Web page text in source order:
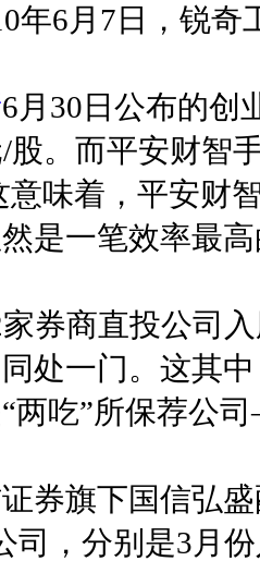
年6月7日，锐
6月30日公布的创
股。而平安财智
意味着，平安财
是一笔效率最
券商直投公司
处一门。这其
两吃”所保荐公
券旗下国信弘
司，分别是3月